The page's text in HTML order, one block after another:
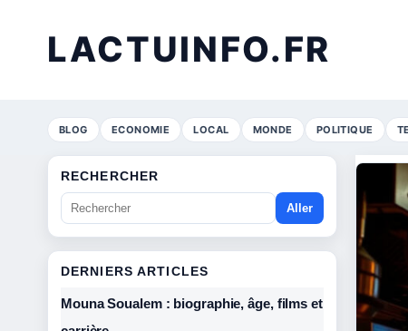
LACTUINFO.FR
BLOG ECONOMIE LOCAL MONDE POLITIQUE
RECHERCHER
Aller
DERNIERS ARTICLES
Mouna Soualem : biographie, âge, films et